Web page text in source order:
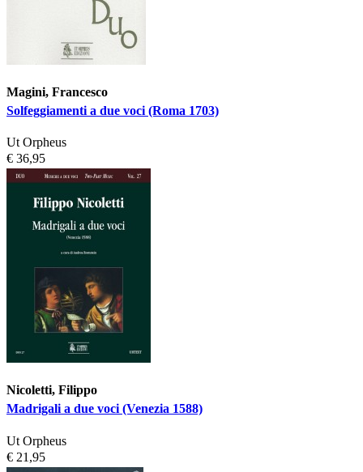
Magini, Francesco
Solfeggiamenti a due voci (Roma 1703)
Ut Orpheus
€ 36,95
Nicoletti, Filippo
Madrigali a due voci (Venezia 1588)
Ut Orpheus
€ 21,95